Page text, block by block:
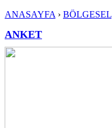
ANASAYFA › BÖLGESEL
ANKET